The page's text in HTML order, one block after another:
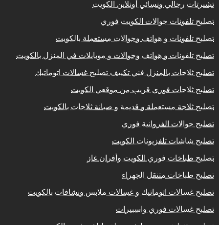
تشيرتات رجالي ونسائي أونلاين الكويت
تصليح تلفونات جوالات الكويت فوري
تصليح تلفونات و هواتف وجوالات مستعملة بالكويت
تصليح تلفونات و هواتف وجوالات و موبايلات في المنزل بالكويت
تصليح ثلاجات بالمنزل فني تكييف تصليح غسالات اتوماتيك
تصليح ثلاجات فوري قريب من موقعي الكويت
تصليح ثلاجة مستعملة و قديمة و صيانة ثلاجات بالكويت
تصليح جوالات الفروانية فوري
تصليح شاشات تلفزيونات الكويت
تصليح طباخات فوري الكويت وأفران غاز
تصليح طباخات متنقل الجهراء
تصليح غسالات اتوماتيك و غسالات ملابس ونشافات بالكويت
تصليح غسالات فوري واسبيرات